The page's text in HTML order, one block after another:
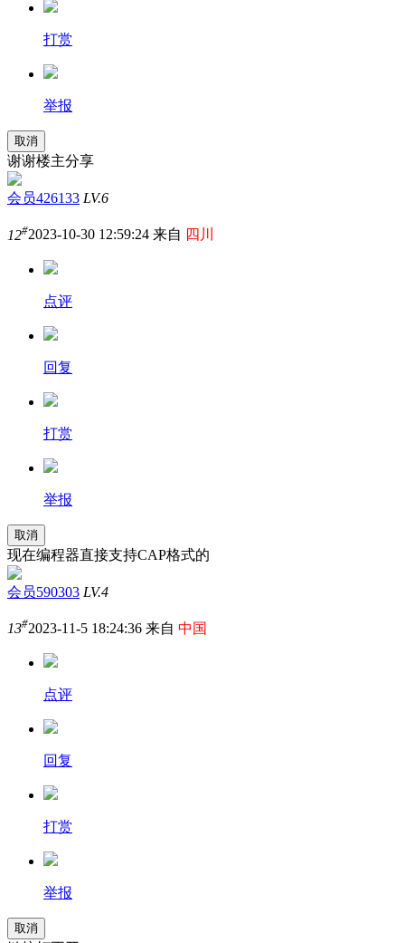
打赏
举报
取消
谢谢楼主分享
会员426133 LV.6
12#2023-10-30 12:59:24 来自 四川
点评
回复
打赏
举报
取消
现在编程器直接支持CAP格式的
会员590303 LV.4
13#2023-11-5 18:24:36 来自 中国
点评
回复
打赏
举报
取消